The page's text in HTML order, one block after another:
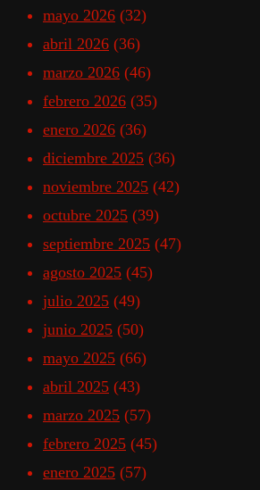
mayo 2026 (32)
abril 2026 (36)
marzo 2026 (46)
febrero 2026 (35)
enero 2026 (36)
diciembre 2025 (36)
noviembre 2025 (42)
octubre 2025 (39)
septiembre 2025 (47)
agosto 2025 (45)
julio 2025 (49)
junio 2025 (50)
mayo 2025 (66)
abril 2025 (43)
marzo 2025 (57)
febrero 2025 (45)
enero 2025 (57)